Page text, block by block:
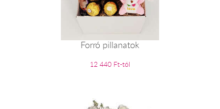
Forró pillanatok
12 440 Ft-tól